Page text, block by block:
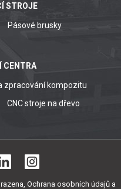
STROJE
Pásové brusky
CENTRA
zpracování kompozitu
CNC stroje na dřevo
Ochrana osobních údajů a